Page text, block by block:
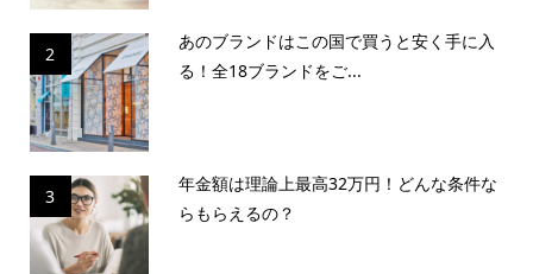
2
あのブランドはこの国で買うと安く手に入
る！全18ブランドをご...
3
年金額は理論上最高32万円！どんな条件な
らもらえるの？